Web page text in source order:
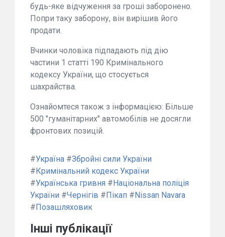
будь-яке відчуження за гроші заборонено.
Попри таку заборону, він вирішив його
продати.
Вчинки чоловіка підпадають під дію
частини 1 статті 190 Кримінального
кодексу України, що стосується
шахрайства.
Ознайомтеся також з інформацією: Більше
500 "гуманітарних" автомобілів не досягли
фронтових позицій.
#Україна #Збройні сили України
# Кримінальний кодекс України
#Українська гривня # Національна поліція
України #Чернігів # Пікап # Nissan Navara
# Позашляховик
Інші публікації